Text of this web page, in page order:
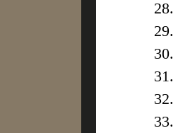
28.
29.
30.
31.
32.
33.